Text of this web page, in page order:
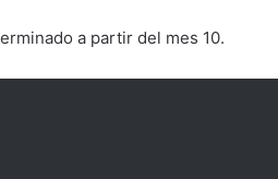
a partir del mes 10.